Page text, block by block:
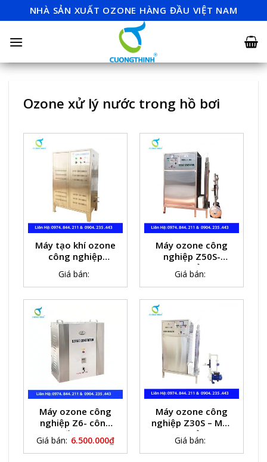
to
content
NHÀ SẢN XUẤT OZONE HÀNG ĐẦU VIỆT NAM
Ozone xử lý nước trong hồ bơi
Máy tạo khí ozone
công nghiệp
Z100S( 100g/h)
Giá bán:
Máy ozone công
nghiệp Z50S-
Ozone khử trùng
nước thải
Giá bán:
Máy ozone công
nghiệp Z6- công
suất 6g/h
Giá bán: 6.500.000₫
Máy ozone công
nghiệp Z30S – Máy
ozone khử trùng
nước bể bơi
Giá bán: